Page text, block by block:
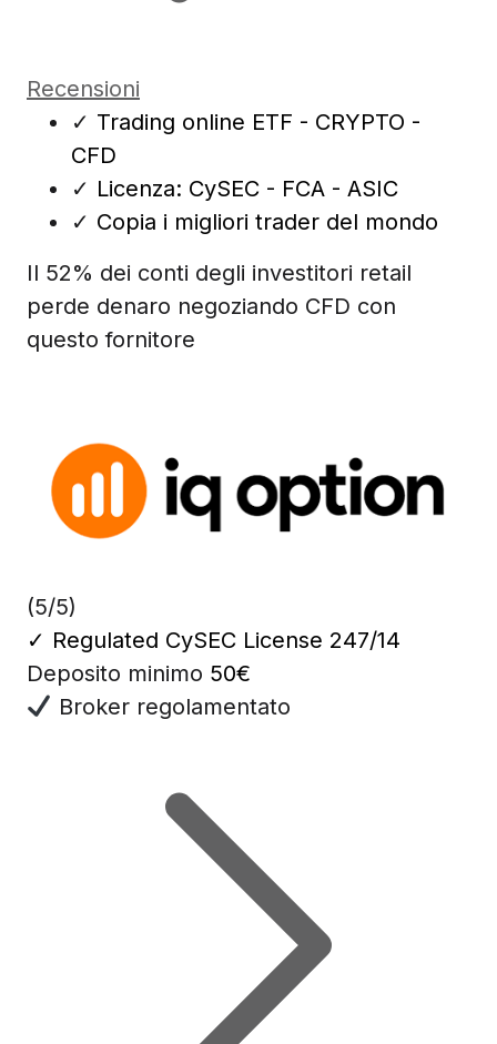
Recensioni
✓ Trading online ETF - CRYPTO -
CFD
✓ Licenza: CySEC - FCA - ASIC
✓ Copia i migliori trader del mondo
Il 52% dei conti degli investitori retail
perde denaro negoziando CFD con
questo fornitore
(5/5)
✓ Regulated CySEC License 247/14
Deposito minimo 50€
Broker regolamentato